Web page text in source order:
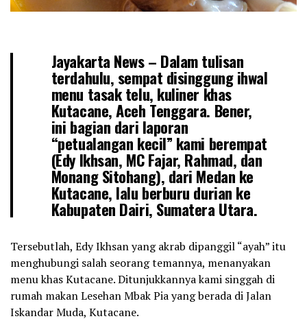
Jayakarta News – Dalam tulisan
terdahulu, sempat disinggung ihwal
menu tasak telu, kuliner khas
Kutacane, Aceh Tenggara. Bener,
ini bagian dari laporan
“petualangan kecil” kami berempat
(Edy Ikhsan, MC Fajar, Rahmad, dan
Monang Sitohang), dari Medan ke
Kutacane, lalu berburu durian ke
Kabupaten Dairi, Sumatera Utara.
Tersebutlah, Edy Ikhsan yang akrab dipanggil “ayah” itu
menghubungi salah seorang temannya, menanyakan
menu khas Kutacane. Ditunjukkannya kami singgah di
rumah makan Lesehan Mbak Pia yang berada di Jalan
Iskandar Muda, Kutacane.